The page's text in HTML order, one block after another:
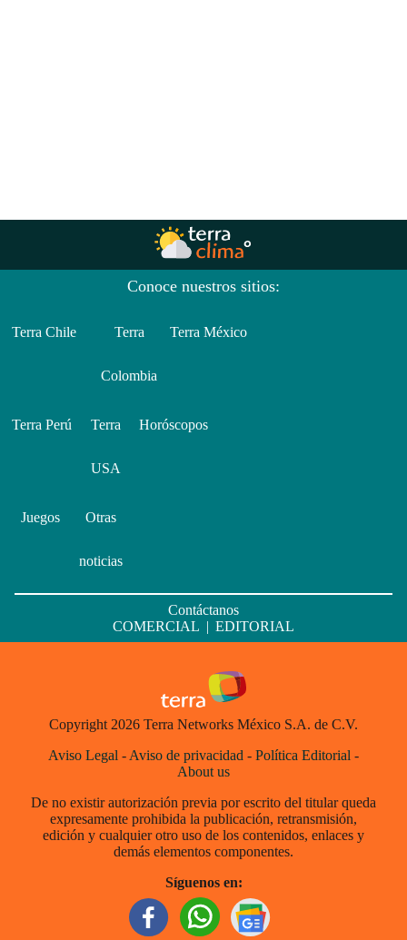
Conoce nuestros sitios:
Terra Chile Terra
Colombia
Terra México
Terra Perú Terra
USA
Horóscopos
Juegos Otras
noticias
Contáctanos
COMERCIAL | EDITORIAL
Copyright 2026 Terra Networks México S.A. de C.V.
Aviso Legal - Aviso de privacidad - Política Editorial -
About us
De no existir autorización previa por escrito del titular queda
expresamente prohibida la publicación, retransmisión,
edición y cualquier otro uso de los contenidos, enlaces y
demás elementos componentes.
Síguenos en: